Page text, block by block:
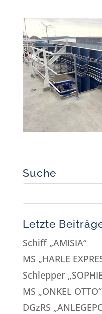
Suche
Letzte
Schiff „AMISIA“
MS „HARLE
Schlepper
MS „ONKEL OTTO“
DGzRS